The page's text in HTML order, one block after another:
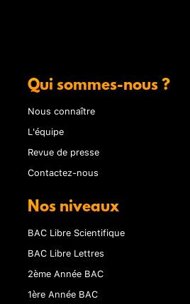
Qui sommes-nous ?
Nous connaître
L'équipe
Revue de presse
Contactez-nous
Nos niveaux
BAC Libre Scientifique
BAC Libre Lettres
2ème Année BAC
1ère Année BAC